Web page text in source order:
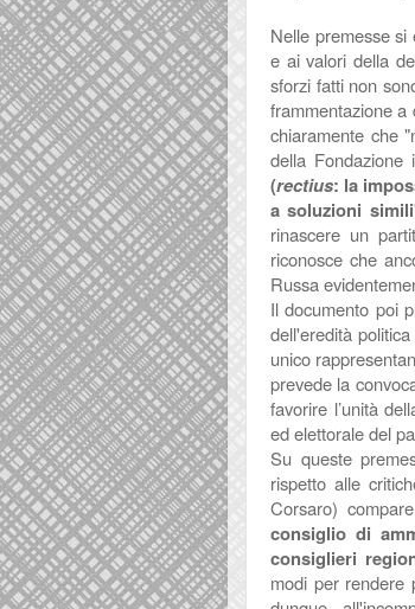
Nelle premesse si
e ai valori della
sforzi fatti non
frammentazione a
chiaramente che
della
(rectius: la
a soluzioni
rinascere un
riconosce che
Russa
Il documento poi
dell'eredità
unico
prevede la
favorire l’unità
ed elettorale del
Su queste
rispetto alle
Corsaro) compare
consiglio di
consiglieri
modi per rendere